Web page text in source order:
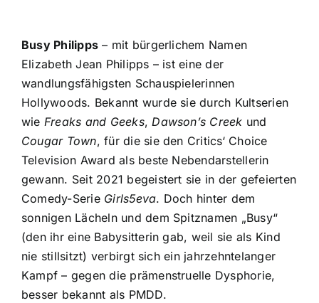
Busy Philipps – mit bürgerlichem Namen
Elizabeth Jean Philipps – ist eine der
wandlungsfähigsten Schauspielerinnen
Hollywoods. Bekannt wurde sie durch Kultserien
wie Freaks and Geeks,Dawson’s Creek und
Cougar Town, für die sie den Critics‘ Choice
Television Award als beste Nebendarstellerin
gewann. Seit 2021 begeistert sie in der gefeierten
Comedy-Serie Girls5eva. Doch hinter dem
sonnigen Lächeln und dem Spitznamen „Busy“
(den ihr eine Babysitterin gab, weil sie als Kind
nie stillsitzt) verbirgt sich ein jahrzehntelanger
Kampf – gegen die prämenstruelle Dysphorie,
besser bekannt als PMDD.